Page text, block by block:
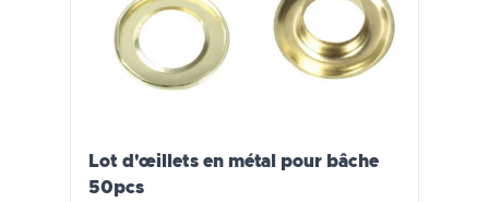
Lot d'œillets en métal pour bâche
50pcs